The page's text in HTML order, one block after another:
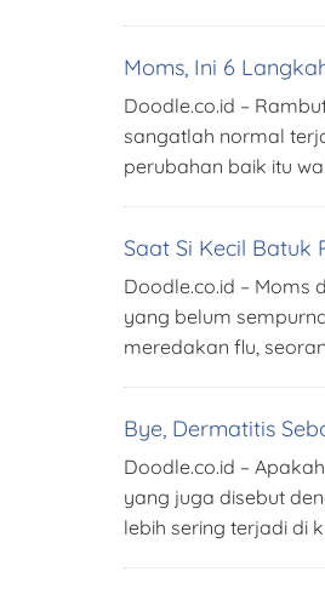
Moms, Ini 6
Doodle.co.id –
sangatlah normal
perubahan baik itu
Saat Si Kecil Batuk
Doodle.co.id – Moms
yang belum
meredakan flu,
Bye, Dermatitis
Doodle.co.id –
yang juga disebut
lebih sering terjadi di